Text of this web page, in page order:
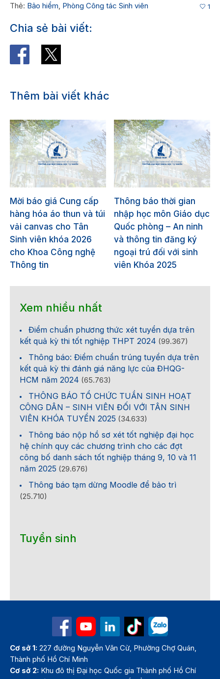
Thẻ: Bảo hiểm, Phòng Công tác Sinh viên 1
Chia sẻ bài viết:
Thêm bài viết khác
Mời báo giá Cung cấp
hàng hóa áo thun và túi
vải canvas cho Tân
Sinh viên khóa 2026
cho Khoa Công nghệ
Thông tin
Thông báo thời gian
nhập học môn Giáo dục
Quốc phòng – An ninh
và thông tin đăng ký
ngoại trú đối với sinh
viên Khóa 2025
Xem nhiều nhất
Điểm chuẩn phương thức xét tuyển dựa trên
kết quả kỳ thi tốt nghiệp THPT 2024 (99.367)
Thông báo: Điểm chuẩn trúng tuyển dựa trên
kết quả kỳ thi đánh giá năng lực của ĐHQG-
HCM năm 2024 (65.763)
THÔNG BÁO TỔ CHỨC TUẦN SINH HOẠT
CÔNG DÂN – SINH VIÊN ĐỐI VỚI TÂN SINH
VIÊN KHÓA TUYỂN 2025 (34.633)
Thông báo nộp hồ sơ xét tốt nghiệp đại học
hệ chính quy các chương trình cho các đợt
công bố danh sách tốt nghiệp tháng 9, 10 và 11
năm 2025 (29.676)
Thông báo tạm dừng Moodle để bảo trì
(25.710)
Tuyển sinh
Cơ sở 1: 227 đường Nguyễn Văn Cừ, Phường Chợ Quán,
Thành phố Hồ Chí Minh
Cơ sở 2: Khu đô thị Đại học Quốc gia Thành phố Hồ Chí